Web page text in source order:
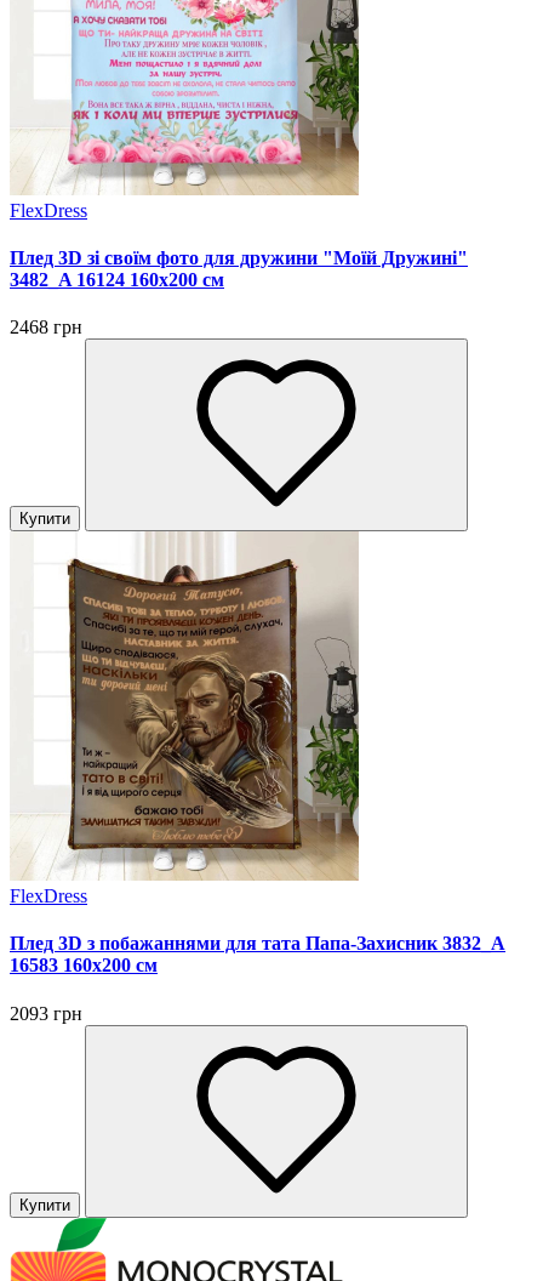
FlexDress
Плед 3D зі своїм фото для дружини "Моїй Дружині"
3482_A 16124 160х200 см
2468 грн
Купити
FlexDress
Плед 3D з побажаннями для тата Папа-Захисник 3832_A
16583 160х200 см
2093 грн
Купити